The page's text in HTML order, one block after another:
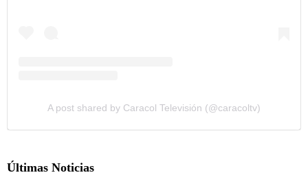
A post shared by Caracol Televisión (@caracoltv)
Últimas Noticias